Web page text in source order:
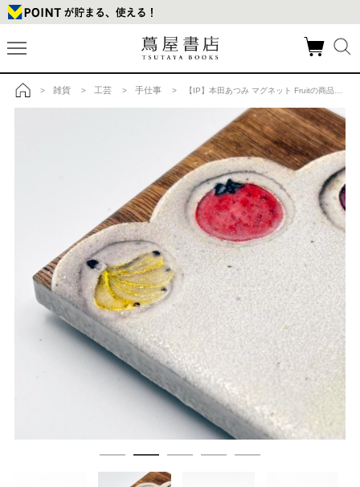
トップ
> 雑貨 > 工芸 > 手仕事 > 【IP】本田あつみ マグネット Fruitの商品詳細